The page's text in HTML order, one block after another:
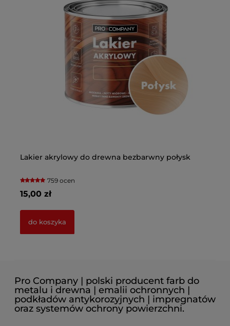
Lakier akrylowy do drewna bezbarwny połysk
759 ocen
15,00 zł
do koszyka
Pro Company | polski producent farb do
metalu i drewna | emalii ochronnych |
podkładów antykorozyjnych | impregnatów
oraz systemów ochrony powierzchni.